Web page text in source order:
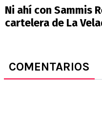
Ni ahí con Sammis
cartelera de La
COMENTARIOS